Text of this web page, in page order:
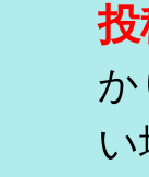
投
か